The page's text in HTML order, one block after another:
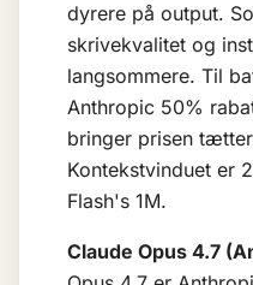
dyrere på output.
skrivekvalitet og
langsommere. Til
Anthropic 50%
bringer prisen
Kontekstvinduet er
Flash's 1M.
Claude Opus 4.7